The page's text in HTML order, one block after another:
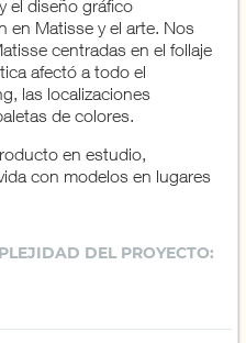
el diseño gráfico
en Matisse y el arte. Nos
centradas en el follaje
afectó a todo el
las localizaciones
de colores.
en estudio,
con modelos en lugares
DEL PROYECTO: